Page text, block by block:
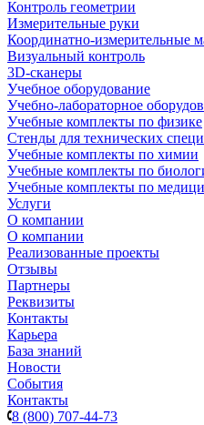
Контроль геометрии
Измерительные руки
Координатно-измерительные
Визуальный контроль
3D-сканеры
Учебное оборудование
Учебно-лабораторное
Учебные комплекты по физике
Стенды для технических
Учебные комплекты по химии
Учебные комплекты по
Учебные комплекты по
Услуги
О компании
О компании
Реализованные проекты
Отзывы
Партнеры
Реквизиты
Контакты
Карьера
База знаний
Новости
События
Контакты
8 (800) 707-44-73